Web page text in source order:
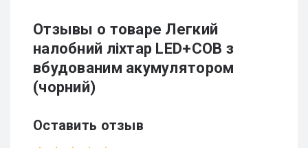
Отзывы о товаре Легкий
налобний ліхтар LED+COB з
вбудованим акумулятором
(чорний)
Оставить отзыв